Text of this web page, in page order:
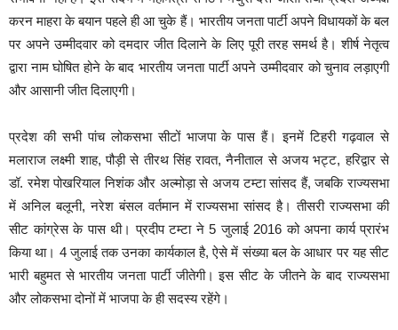
करन माहरा के बयान पहले ही आ चुके हैं। भारतीय जनता पार्टी अपने विधायकों के बल
पर अपने उम्मीदवार को दमदार जीत दिलाने के लिए पूरी तरह समर्थ है। शीर्ष नेतृत्व
द्वारा नाम घोषित होने के बाद भारतीय जनता पार्टी अपने उम्मीदवार को चुनाव लड़ाएगी
और आसानी जीत दिलाएगी।
प्रदेश की सभी पांच लोकसभा सीटों भाजपा के पास हैं। इनमें टिहरी गढ़वाल से
मलाराज लक्ष्मी शाह, पौड़ी से तीरथ सिंह रावत, नैनीताल से अजय भट्ट, हरिद्वार से
डॉ. रमेश पोखरियाल निशंक और अल्मोड़ा से अजय टम्टा सांसद हैं, जबकि राज्यसभा
में अनिल बलूनी, नरेश बंसल वर्तमान में राज्यसभा सांसद है। तीसरी राज्यसभा की
सीट कांग्रेस के पास थी। प्रदीप टम्टा ने 5 जुलाई 2016 को अपना कार्य प्रारंभ
किया था। 4 जुलाई तक उनका कार्यकाल है, ऐसे में संख्या बल के आधार पर यह सीट
भारी बहुमत से भारतीय जनता पार्टी जीतेगी। इस सीट के जीतने के बाद राज्यसभा
और लोकसभा दोनों में भाजपा के ही सदस्य रहेंगे।